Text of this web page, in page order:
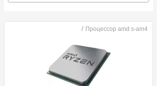
/ Процессор amd s-am4